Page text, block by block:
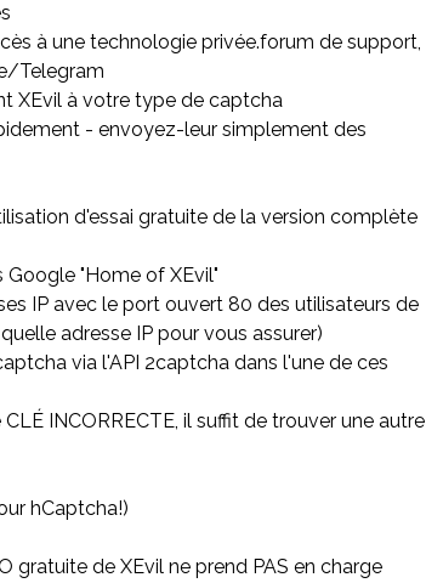
à une technologie privée.forum de support,
Telegram
XEvil à votre type de captcha
- envoyez-leur simplement des
d'essai gratuite de la version complète
"Home of XEvil"
IP avec le port ouvert 80 des utilisateurs de
adresse IP pour vous assurer)
via l'API 2captcha dans l'une de ces
INCORRECTE, il suffit de trouver une autre
hCaptcha!)
gratuite de XEvil ne prend PAS en charge